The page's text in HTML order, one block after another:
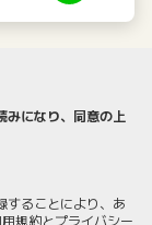
みになり、同意の上
することにより、あ
規約とプライバシー